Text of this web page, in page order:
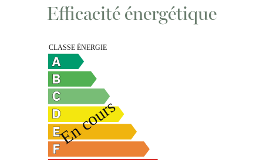
Efficacité énergétique